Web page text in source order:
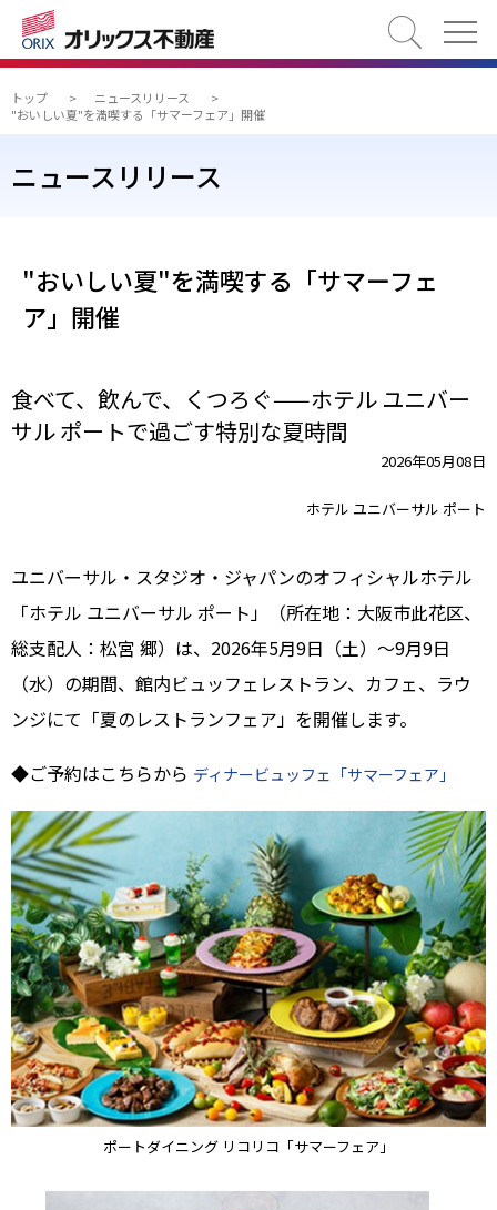
検索
トップ > ニュースリリース
>
"おいしい夏"を満喫する「サマーフェア」開催
ニュースリリース
"おいしい夏"を満喫する「サマーフェ
ア」開催
食べて、飲んで、くつろぐ——ホテル ユニバー
サル ポートで過ごす特別な夏時間
2026年05月08日
ホテル ユニバーサル ポート
ユニバーサル・スタジオ・ジャパンのオフィシャルホテル
「ホテル ユニバーサル ポート」（所在地：大阪市此花区、
総支配人：松宮 郷）は、2026年5月9日（土）～9月9日
（水）の期間、館内ビュッフェレストラン、カフェ、ラウ
ンジにて「夏のレストランフェア」を開催します。
◆ご予約はこちらから ディナービュッフェ「サマーフェア」
ポートダイニング リコリコ「サマーフェア」